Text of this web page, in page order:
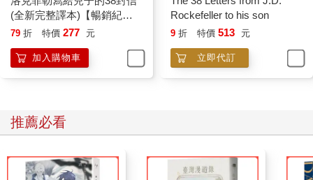
(全新完整譯本)【暢銷紀念
版】
79 折 特價 277 元
加入購物車
Rockefeller to his son
9 折 特價 513 元
立即代訂
推薦必看